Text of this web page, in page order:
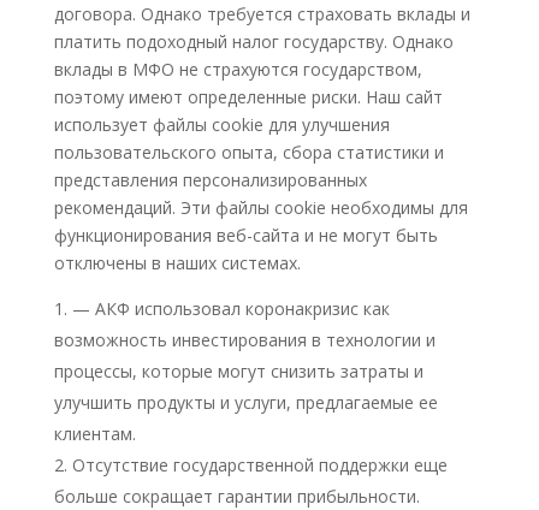
договора. Однако требуется страховать вклады и
платить подоходный налог государству. Однако
вклады в МФО не страхуются государством,
поэтому имеют определенные риски. Наш сайт
использует файлы cookie для улучшения
пользовательского опыта, сбора статистики и
представления персонализированных
рекомендаций. Эти файлы cookie необходимы для
функционирования веб-сайта и не могут быть
отключены в наших системах.
— АКФ использовал коронакризис как
возможность инвестирования в технологии и
процессы, которые могут снизить затраты и
улучшить продукты и услуги, предлагаемые ее
клиентам.
Отсутствие государственной поддержки еще
больше сокращает гарантии прибыльности.